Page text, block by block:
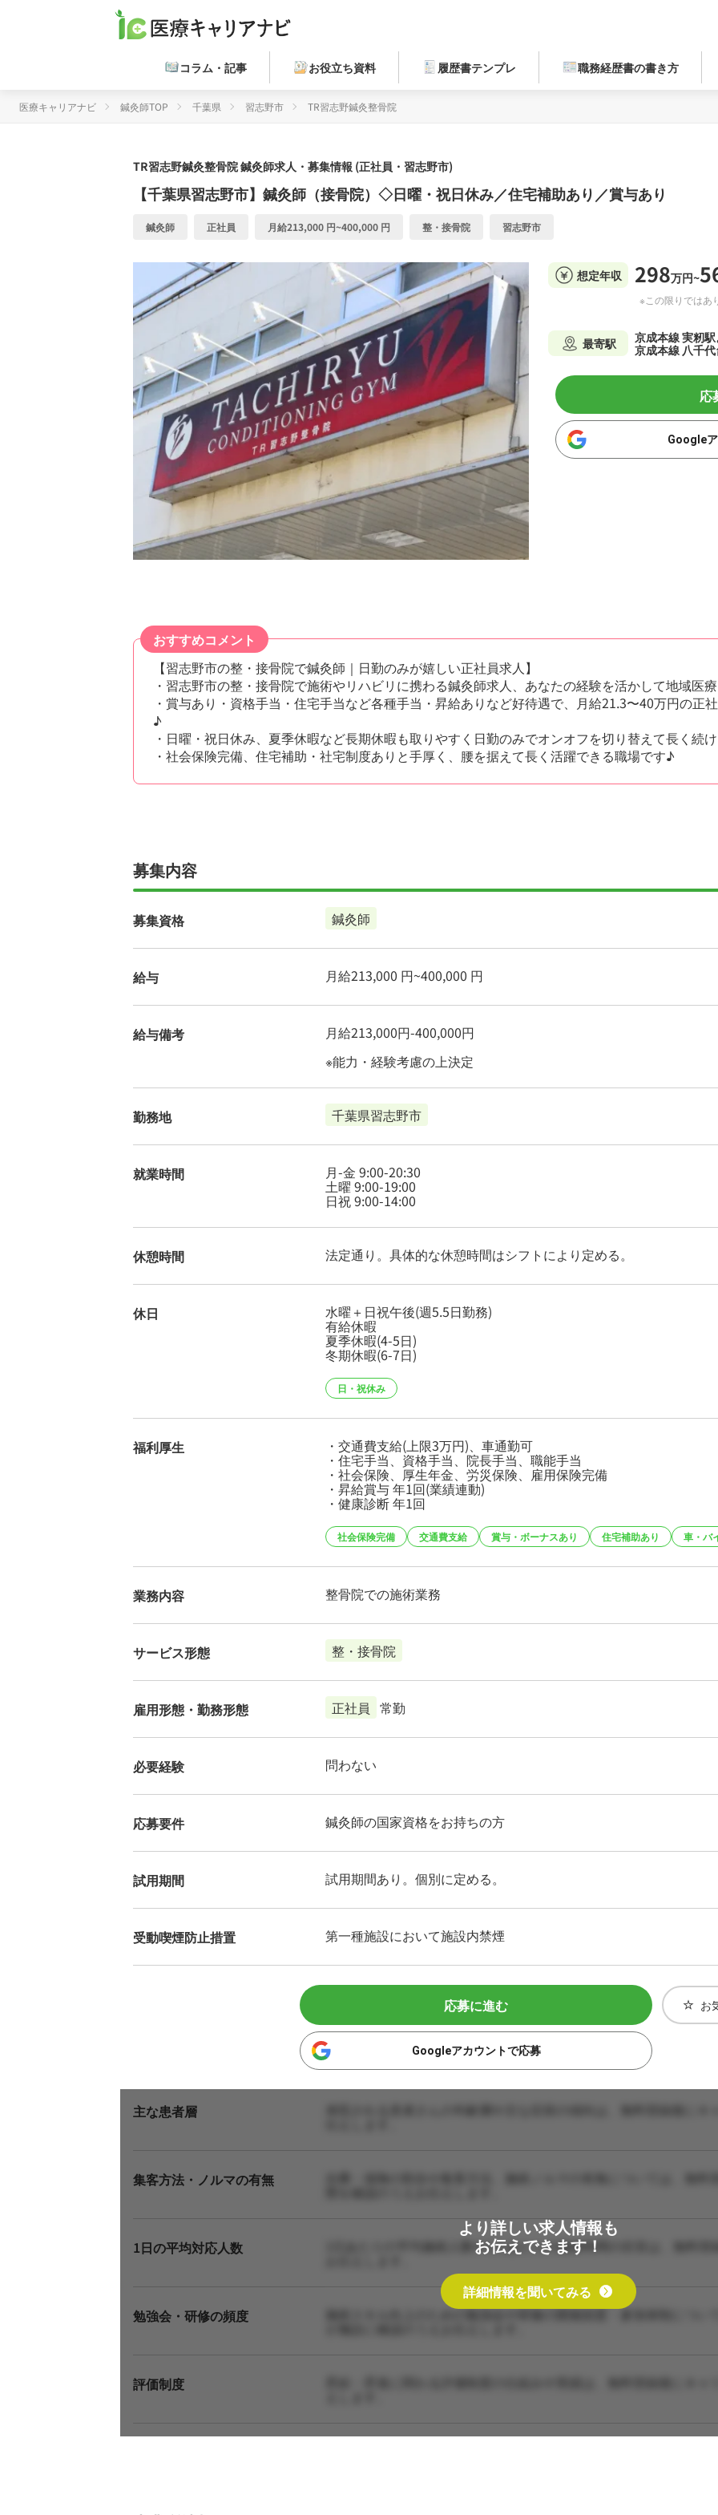
コラム・記事 お役立ち資料 履歴書テンプレ 職務経歴書の書き方
医療キャリアナビ 鍼灸師TOP 千葉県 習志野市 TR習志野鍼灸整骨院
TR習志野鍼灸整骨院鍼灸師求人・募集情報 (正社員・習志野市)
【千葉県習志野市】鍼灸師（接骨院）◇日曜・祝日休み／住宅補助あり／賞与あり
鍼灸師 正社員 月給213,000 円~400,000 円 整・接骨院 習志野市
想定年収 298万円~
※この限りではあ
最寄駅
京成本線 実籾
京成本線 八千
応
Google
おすすめコメント
【習志野市の整・接骨院で鍼灸師｜日勤のみが嬉しい正社員求人】
・習志野市の整・接骨院で施術やリハビリに携わる鍼灸師求人、あなたの経験を活かして地域医
・賞与あり・資格手当・住宅手当など各種手当・昇給ありなど好待遇で、月給21.3〜40万円の正
♪
・日曜・祝日休み、夏季休暇など長期休暇も取りやすく日勤のみでオンオフを切り替えて長く続
・社会保険完備、住宅補助・社宅制度ありと手厚く、腰を据えて長く活躍できる職場です♪
募集内容
募集資格 鍼灸師
給与 月給213,000 円~400,000 円
給与備考
月給213,000円-400,000円
※能力・経験考慮の上決定
勤務地 千葉県習志野市
就業時間 月-金 9:00-20:30
土曜 9:00-19:00
日祝 9:00-14:00
休憩時間 法定通り。具体的な休憩時間はシフトにより定める。
休日 水曜＋日祝午後(週5.5日勤務)
有給休暇
夏季休暇(4-5日)
冬期休暇(6-7日)
日・祝休み
福利厚生 ・交通費支給(上限3万円)、車通勤可
・住宅手当、資格手当、院長手当、職能手当
・社会保険、厚生年金、労災保険、雇用保険完備
・昇給賞与 年1回(業績連動)
・健康診断 年1回
社会保険完備 交通費支給 賞与・ボーナスあり 住宅補助あり 車・バ
業務内容 整骨院での施術業務
サービス形態 整・接骨院
雇用形態・勤務形態 正社員 常勤
必要経験 問わない
応募要件 鍼灸師の国家資格をお持ちの方
試用期間 試用期間あり。個別に定める。
受動喫煙防止措置 第一種施設において施設内禁煙
応募に進む
Googleアカウントで応募
お
主な患者層 来院される患者さんの年齢層や主な症状の傾向は、無料登録後にキ
集客方法・ノルマの有無 自費・保険の割合や集客方法、施術ノルマの有無については、無料
1日の平均対応人数 1日あたりの平均施術人数や1人あたりの施術時間の目安は、無料登
勉強会・研修の頻度 施術スキル向上のための勉強会や研修の開催頻度・参加体制につい
評価制度 昇給・昇進に関わる評価制度の仕組みや実績は、無料登録後にキャ
より詳しい求人情報も
お伝えできます！
詳細情報を聞いてみる